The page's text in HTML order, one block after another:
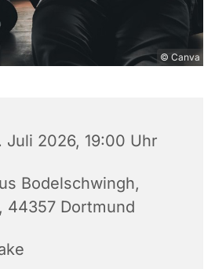
© Canva
Juli 2026, 19:00 Uhr
Bodelschwingh,
44357 Dortmund